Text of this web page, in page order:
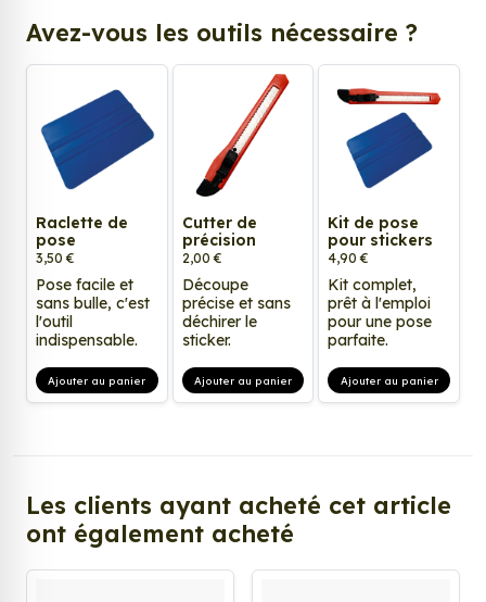
Avez-vous les outils nécessaire ?
Raclette de
pose
3,50 €
Pose facile et
sans bulle, c'est
l'outil
indispensable.
Ajouter au panier
Cutter de
précision
2,00 €
Découpe
précise et sans
déchirer le
sticker.
Ajouter au panier
Kit de pose
pour stickers
4,90 €
Kit complet,
prêt à l'emploi
pour une pose
parfaite.
Ajouter au panier
Les clients ayant acheté cet article
ont également acheté